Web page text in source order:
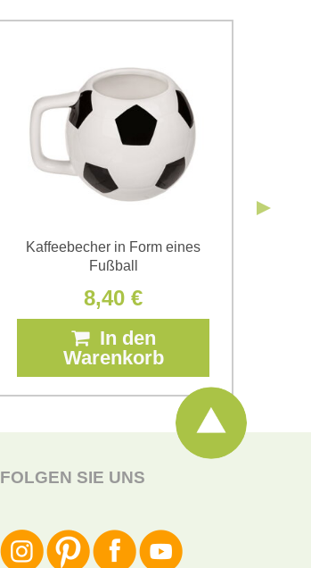
Ich habe
Senden
Kaffeebecher in Form eines
Fußball
8,40 €
In den
Warenkorb
FOLGEN SIE UNS